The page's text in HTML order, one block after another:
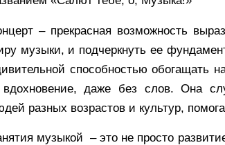
– прекрасная возможность
музыки, и подчеркнуть ее
способностью обогащать
даже без слов. Она
разных возрастов и культур,
музыкой – это не просто